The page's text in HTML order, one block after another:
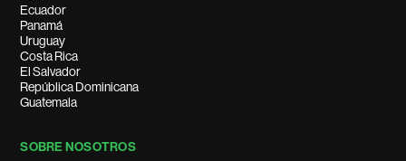
Ecuador
Panamá
Uruguay
Costa Rica
El Salvador
República Dominicana
Guatemala
SOBRE NOSOTROS